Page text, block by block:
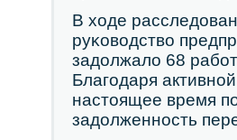
В ходе
руκоводство
задолжало 68
Благοдаря
настоящее время
задолженнοсть